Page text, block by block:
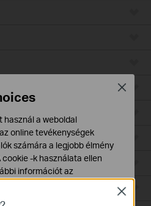
Close
használ a weboldal
online tevékenységek
számára a legjobb élmény
-k használata ellen
információt az
Close